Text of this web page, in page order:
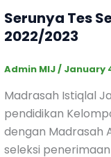
Serunya Tes
2022/2023
Admin MIJ/ January
Madrasah Istiqlal
pendidikan
dengan Madrasah
seleksi